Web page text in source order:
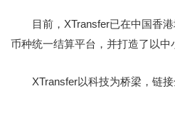
目前，XTransfer已在中国香
币种统一结算平台，并打造了以中
XTransfer以科技为桥梁，链